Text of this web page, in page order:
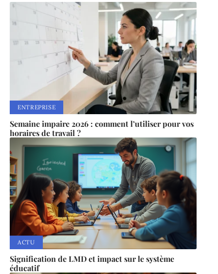
ENTREPRISE
Semaine impaire 2026 : comment l’utiliser pour vos
horaires de travail ?
ACTU
Signification de LMD et impact sur le système
éducatif